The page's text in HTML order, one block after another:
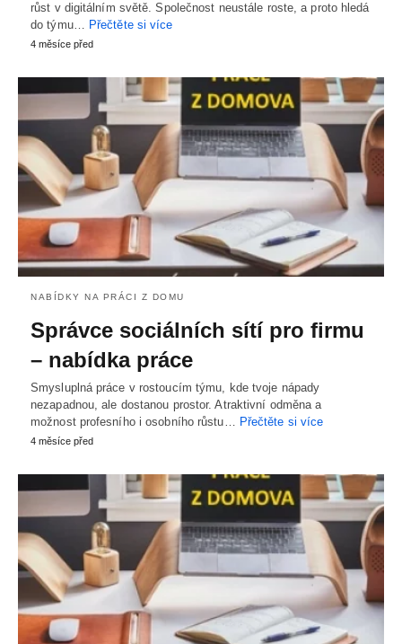
růst v digitálním světě. Společnost neustále roste, a proto hledá
do týmu… Přečtěte si více
4 měsíce před
NABÍDKY NA PRÁCI Z DOMU
Správce sociálních sítí pro firmu
– nabídka práce
Smysluplná práce v rostoucím týmu, kde tvoje nápady
nezapadnou, ale dostanou prostor. Atraktivní odměna a
možnost profesního i osobního růstu…
Přečtěte si více
4 měsíce před